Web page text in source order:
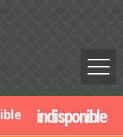
indisponible